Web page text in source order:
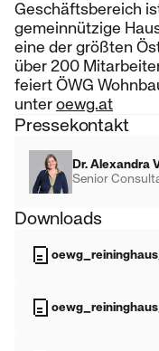
Geschäftsbereich
gemeinnützige
eine der größten
über 200
feiert ÖWG
unteroewg.at
Pressekontakt
Dr. Alexandra
Senior
Downloads